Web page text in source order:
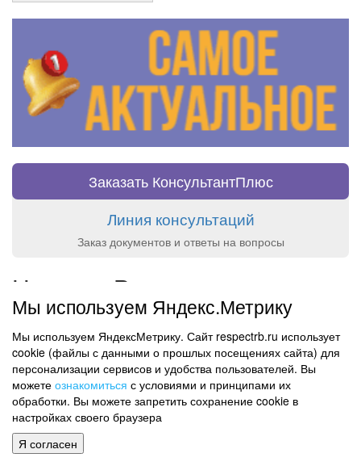
Заказать КонсультантПлюс
Линия консультаций
Заказ документов и ответы на вопросы
Новости Респекта
7 Aug 2026 - 14:50
Новый продукт "Готовые решения (проф). Кадры (режим
работы и командировки)" от КонсультантПлюс
5 Aug 2026 - 14:38
Новый продукт "Готовые решения (проф).
Имущественные налоги" от КонсультантПлюс
21 Jul 2026 - 11:20
Новый сервис "Проверка ссылок", "Краткий пересказ"
документов госорганов и другие новшества в летнем
Мы используем Яндекс.Метрику
Мы используем ЯндексМетрику. Сайт respectrb.ru использует
cookie (файлы с данными о прошлых посещениях сайта) для
персонализации сервисов и удобства пользователей. Вы
можете ознакомиться с условиями и принципами их
обработки. Вы можете запретить сохранение cookie в
настройках своего браузера
Я согласен